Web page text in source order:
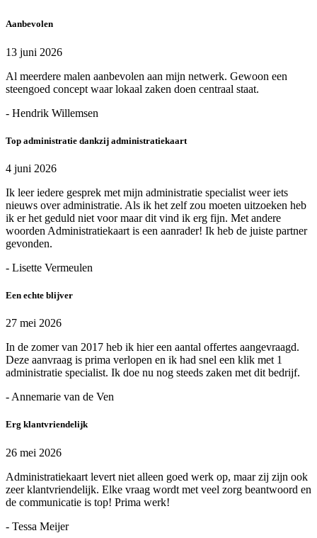
Aanbevolen
13 juni 2026
Al meerdere malen aanbevolen aan mijn netwerk. Gewoon een
steengoed concept waar lokaal zaken doen centraal staat.
- Hendrik Willemsen
Top administratie dankzij administratiekaart
4 juni 2026
Ik leer iedere gesprek met mijn administratie specialist weer iets
nieuws over administratie. Als ik het zelf zou moeten uitzoeken heb
ik er het geduld niet voor maar dit vind ik erg fijn. Met andere
woorden Administratiekaart is een aanrader! Ik heb de juiste partner
gevonden.
- Lisette Vermeulen
Een echte blijver
27 mei 2026
In de zomer van 2017 heb ik hier een aantal offertes aangevraagd.
Deze aanvraag is prima verlopen en ik had snel een klik met 1
administratie specialist. Ik doe nu nog steeds zaken met dit bedrijf.
- Annemarie van de Ven
Erg klantvriendelijk
26 mei 2026
Administratiekaart levert niet alleen goed werk op, maar zij zijn ook
zeer klantvriendelijk. Elke vraag wordt met veel zorg beantwoord en
de communicatie is top! Prima werk!
- Tessa Meijer